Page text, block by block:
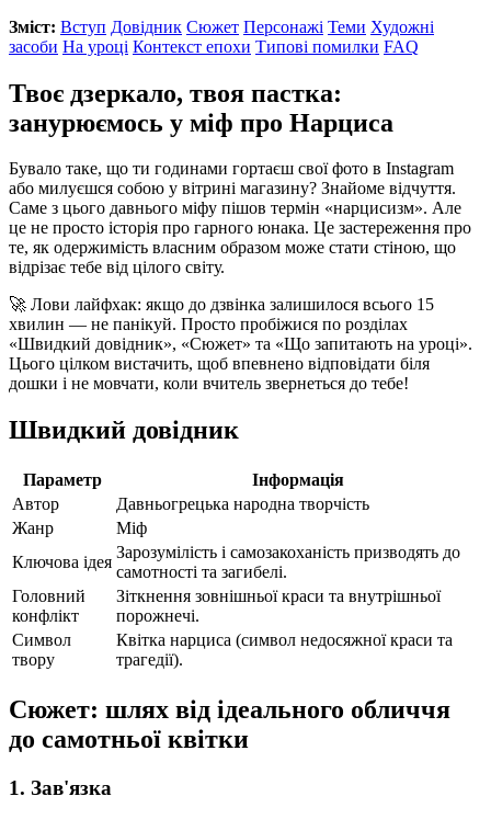
Зміст: Вступ Довідник Сюжет Персонажі Теми Художні
засоби На уроці Контекст епохи Типові помилки FAQ
Твоє дзеркало, твоя пастка:
занурюємось у міф про Нарциса
Бувало таке, що ти годинами гортаєш свої фото в Instagram
або милуєшся собою у вітрині магазину? Знайоме відчуття.
Саме з цього давнього міфу пішов термін «нарцисизм». Але
це не просто історія про гарного юнака. Це застереження про
те, як одержимість власним образом може стати стіною, що
відрізає тебе від цілого світу.
🚀 Лови лайфхак: якщо до дзвінка залишилося всього 15
хвилин — не панікуй. Просто пробіжися по розділах
«Швидкий довідник», «Сюжет» та «Що запитають на уроці».
Цього цілком вистачить, щоб впевнено відповідати біля
дошки і не мовчати, коли вчитель звернеться до тебе!
Швидкий довідник
Параметр
Інформація
Автор
Давньогрецька народна творчість
Жанр
Міф
Ключова ідея
Зарозумілість і самозакоханість призводять до
самотності та загибелі.
Головний
конфлікт
Зіткнення зовнішньої краси та внутрішньої
порожнечі.
Символ
твору
Квітка нарциса (символ недосяжної краси та
трагедії).
Сюжет: шлях від ідеального обличчя
до самотньої квітки
1. Зав'язка